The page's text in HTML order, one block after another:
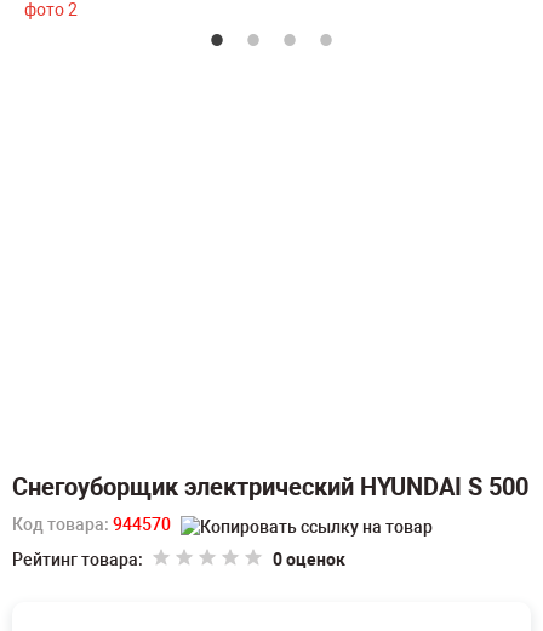
Снегоуборщик электрический HYUNDAI S 500
Код товара: 944570
Рейтинг товара:
0 оценок